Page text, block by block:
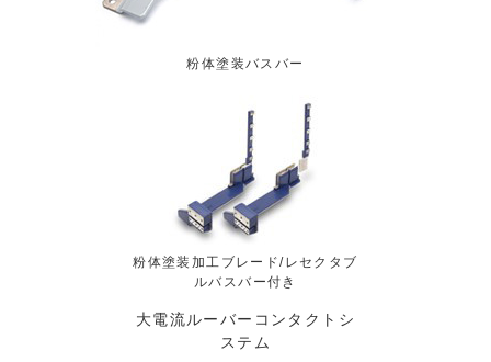
粉体塗装バスバー
粉体塗装加工ブレード/レセクタブ
ルバスバー付き
大電流ルーバーコンタクトシ
ステム